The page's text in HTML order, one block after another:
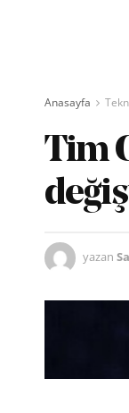
Anasayfa
Tim
yazan